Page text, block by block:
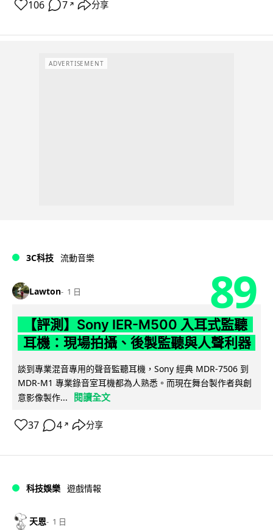
106 7 ↗ 分享
ADVERTISEMENT
3C科技 流動音樂
Lawton 1 日 89
【評測】Sony IER-M500 入耳式監聽
耳機：現場拍攝、後製監聽與人聲利器
談到專業混音專用的聲音監聽耳機，Sony 經典 MDR-7506 到
MDR-M1 專業錄音室耳機都為人熟悉。而現在舞台製作者與創
意影像製作...
閱讀全文
37 4 ↗ 分享
科技娛樂 遊戲情報
天恩 1 日